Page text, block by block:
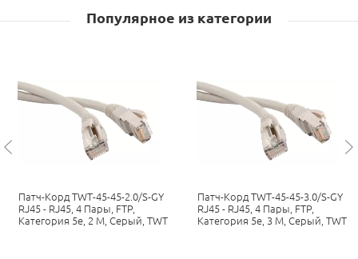
Популярное из категории
Патч-Корд TWT-45-45-2.0/S-GY
RJ45 - RJ45, 4 Пары, FTP,
Категория 5е, 2 М, Серый, TWT
Патч-Корд TWT-45-45-3.0/S-GY
RJ45 - RJ45, 4 Пары, FTP,
Категория 5е, 3 М, Серый, TWT